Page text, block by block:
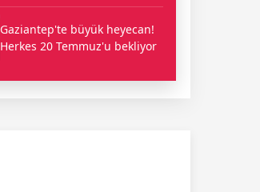
Gaziantep'te büyük heyecan!
Herkes 20 Temmuz'u bekliyor